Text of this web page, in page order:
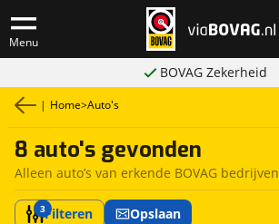
Menu
BOVAG Zekerheid
| Home>Auto's
8 auto's gevonden
Alleen auto’s van erkende BOVAG bedrijven
3Filteren Opslaan